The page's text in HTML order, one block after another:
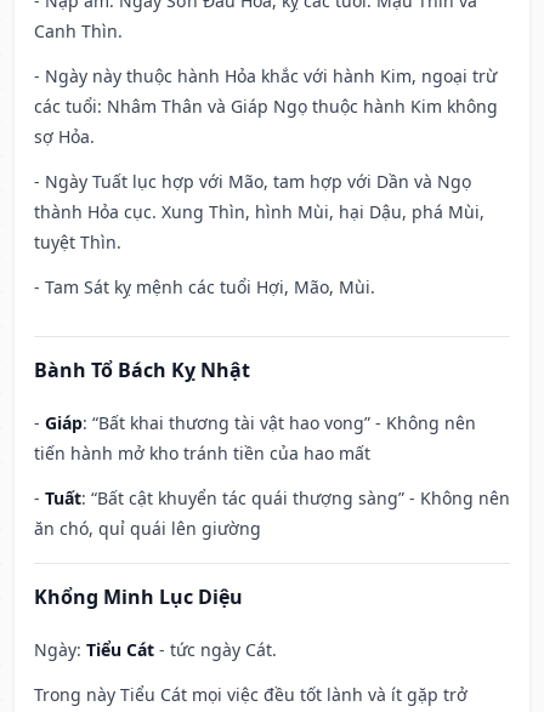
Canh Thìn.
- Ngày này thuộc hành Hỏa khắc với hành Kim, ngoại trừ
các tuổi: Nhâm Thân và Giáp Ngọ thuộc hành Kim không
sợ Hỏa.
- Ngày Tuất lục hợp với Mão, tam hợp với Dần và Ngọ
thành Hỏa cục. Xung Thìn, hình Mùi, hại Dậu, phá Mùi,
tuyệt Thìn.
- Tam Sát kỵ mệnh các tuổi Hợi, Mão, Mùi.
Bành Tổ Bách Kỵ Nhật
- Giáp: “Bất khai thương tài vật hao vong” - Không nên
tiến hành mở kho tránh tiền của hao mất
- Tuất: “Bất cật khuyển tác quái thượng sàng” - Không nên
ăn chó, quỉ quái lên giường
Khổng Minh Lục Diệu
Ngày: Tiểu Cát - tức ngày Cát.
Trong này Tiểu Cát mọi việc đều tốt lành và ít gặp trở